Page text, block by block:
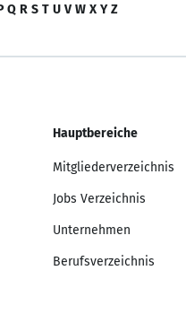
Q R S T U V W X Y Z
Hauptbereiche
Mitgliederverzeichnis
Jobs Verzeichnis
Unternehmen
Berufsverzeichnis